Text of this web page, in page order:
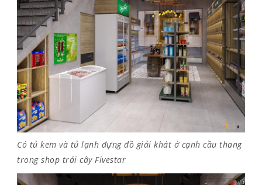
Có tủ kem và tủ lạnh đựng đồ giải khát ở cạnh cầu thang
trong shop trái cây Fivestar